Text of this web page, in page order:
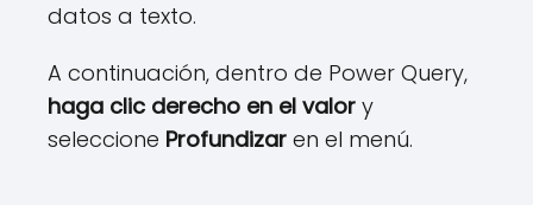
datos a texto.
A continuación, dentro de Power Query,
haga clic derecho en el valor y
seleccione Profundizar en el menú.